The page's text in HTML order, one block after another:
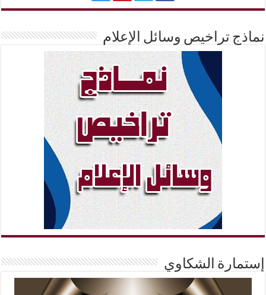
نماذج تراخيص وسائل الإعلام
إستمارة الشكاوي